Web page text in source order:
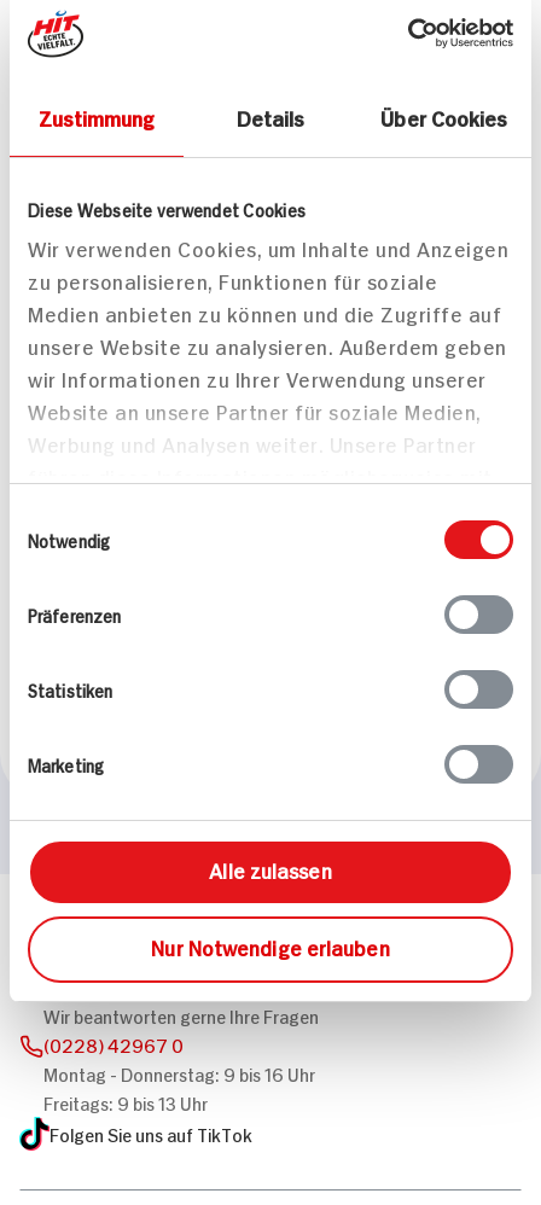
Zustimmung Details Über Cookies
Diese Webseite verwendet Cookies
Wir verwenden Cookies, um Inhalte und Anzeigen
zu personalisieren, Funktionen für soziale
Medien anbieten zu können und die Zugriffe auf
unsere Website zu analysieren. Außerdem geben
wir Informationen zu Ihrer Verwendung unserer
Website an unsere Partner für soziale Medien,
Werbung und Analysen weiter. Unsere Partner
bereitgestellt haben oder die sie im Rahmen
Notwendig
Präferenzen
Statistiken
Marketing
Alle zulassen
Nur Notwendige erlauben
25 min
226 kcal p. Portion
552 kcal p. Portion
60 min
Mittel
Sekttorte für ca. 12
Häufig gestellte Fragen
Mehr Informationen in unserem FAQ
kontakt
hit.de
Wir beantworten gerne Ihre Fragen
(0228) 42967 0
Montag - Donnerstag: 9 bis 16 Uhr
Freitags: 9 bis 13 Uhr
Folgen Sie uns auf TikTok